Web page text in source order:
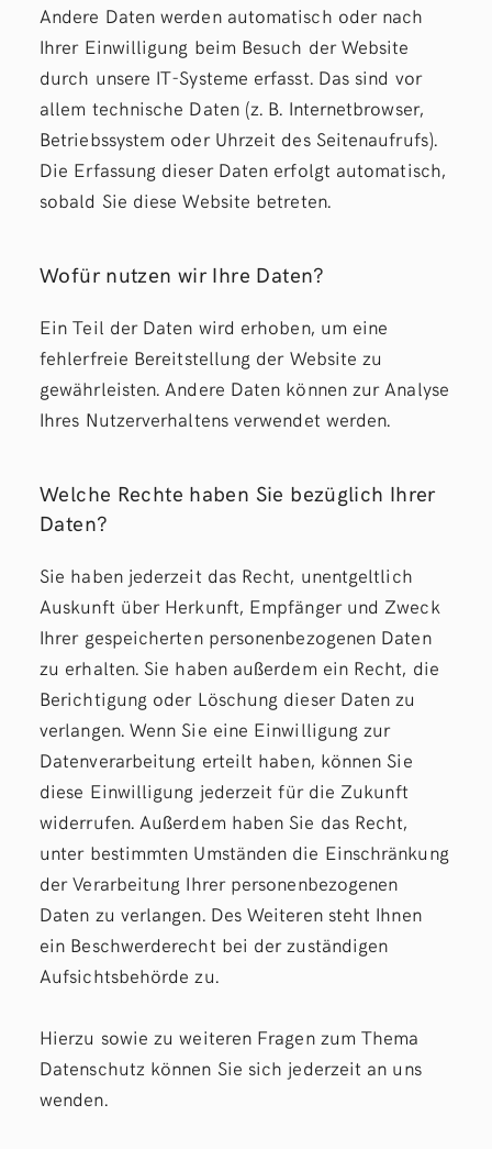
Andere Daten werden automatisch oder nach
Ihrer Einwilligung beim Besuch der Website
durch unsere IT-Systeme erfasst. Das sind vor
allem technische Daten (z. B. Internetbrowser,
Betriebssystem oder Uhrzeit des Seitenaufrufs).
Die Erfassung dieser Daten erfolgt automatisch,
sobald Sie diese Website betreten.
Wofür nutzen wir Ihre Daten?
Ein Teil der Daten wird erhoben, um eine
fehlerfreie Bereitstellung der Website zu
gewährleisten. Andere Daten können zur Analyse
Ihres Nutzerverhaltens verwendet werden.
Welche Rechte haben Sie bezüglich Ihrer
Daten?
Sie haben jederzeit das Recht, unentgeltlich
Auskunft über Herkunft, Empfänger und Zweck
Ihrer gespeicherten personenbezogenen Daten
zu erhalten. Sie haben außerdem ein Recht, die
Berichtigung oder Löschung dieser Daten zu
verlangen. Wenn Sie eine Einwilligung zur
Datenverarbeitung erteilt haben, können Sie
diese Einwilligung jederzeit für die Zukunft
widerrufen. Außerdem haben Sie das Recht,
unter bestimmten Umständen die Einschränkung
der Verarbeitung Ihrer personenbezogenen
Daten zu verlangen. Des Weiteren steht Ihnen
ein Beschwerderecht bei der zuständigen
Aufsichtsbehörde zu.
Hierzu sowie zu weiteren Fragen zum Thema
Datenschutz können Sie sich jederzeit an uns
wenden.